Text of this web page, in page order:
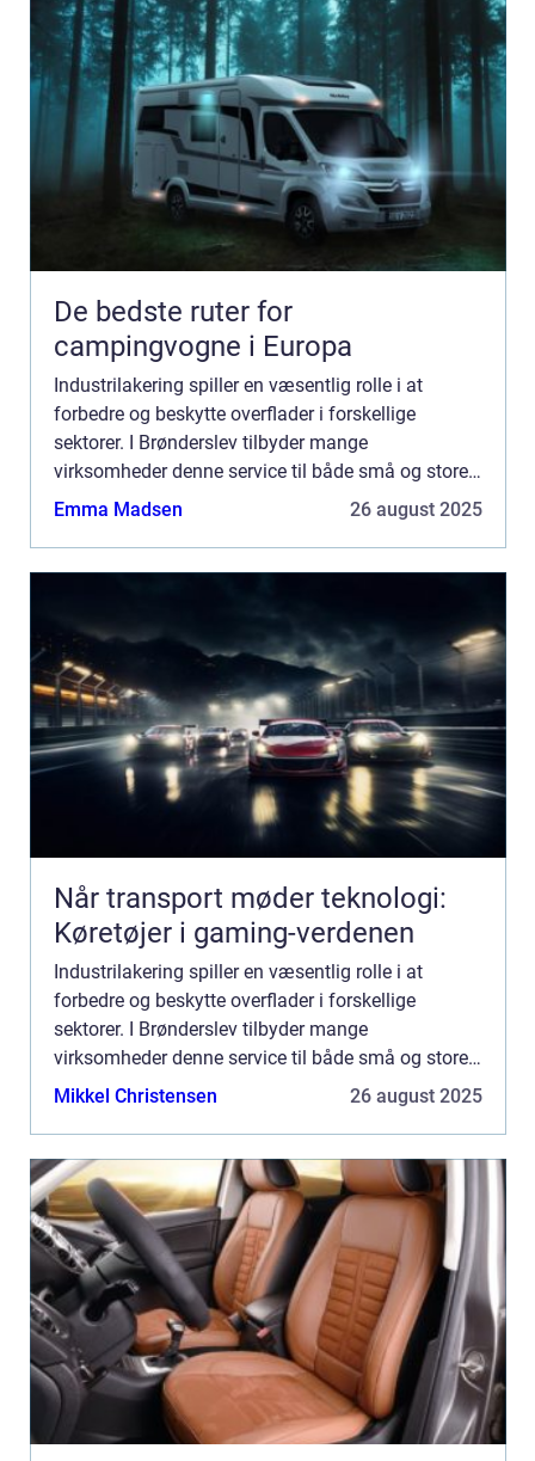
De bedste ruter for
campingvogne i Europa
Industrilakering spiller en væsentlig rolle i at
forbedre og beskytte overflader i forskellige
sektorer. I Brønderslev tilbyder mange
virksomheder denne service til både små og store
projekter, der kræver både dyg...
Emma Madsen 26 august 2025
Når transport møder teknologi:
Køretøjer i gaming-verdenen
Industrilakering spiller en væsentlig rolle i at
forbedre og beskytte overflader i forskellige
sektorer. I Brønderslev tilbyder mange
virksomheder denne service til både små og store
projekter, der kræver både dyg...
Mikkel Christensen 26 august 2025